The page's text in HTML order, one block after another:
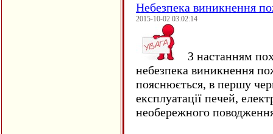
Небезпека виникнення
2015-10-02 03:02:14
З настанням
небезпека виникнення
пояснюється, в першу
експлуатації печей,
необережного